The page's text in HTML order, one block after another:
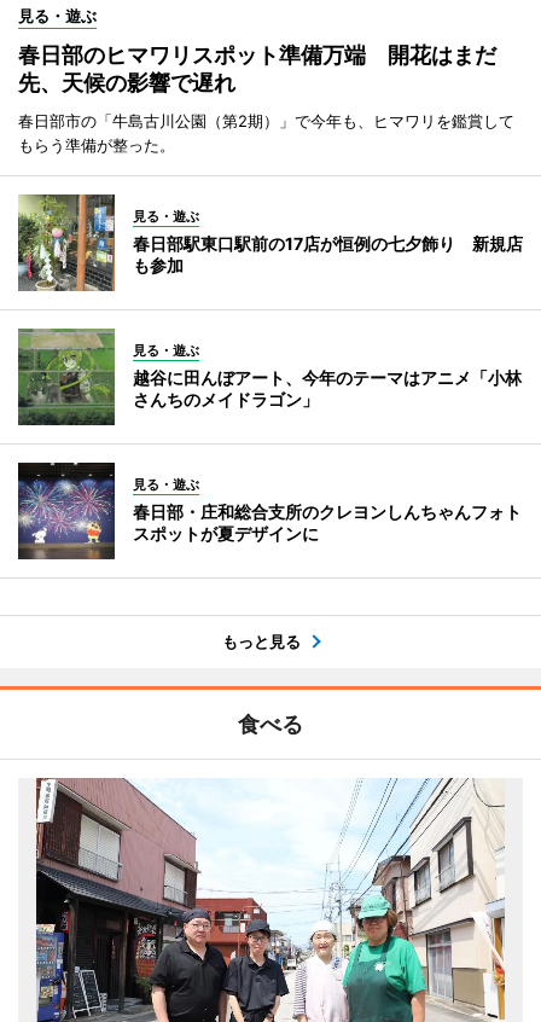
見る・遊ぶ
春日部のヒマワリスポット準備万端 開花はまだ
先、天候の影響で遅れ
春日部市の「牛島古川公園（第2期）」で今年も、ヒマワリを鑑賞して
もらう準備が整った。
見る・遊ぶ
春日部駅東口駅前の17店が恒例の七夕飾り 新規店
も参加
見る・遊ぶ
越谷に田んぼアート、今年のテーマはアニメ「小林
さんちのメイドラゴン」
見る・遊ぶ
春日部・庄和総合支所のクレヨンしんちゃんフォト
スポットが夏デザインに
もっと見る
食べる